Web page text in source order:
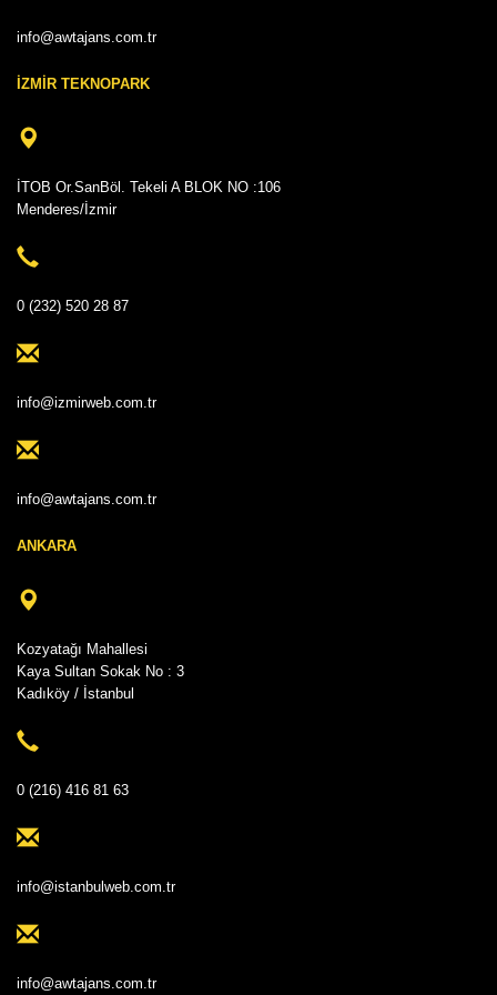
info@awtajans.com.tr
İZMİR TEKNOPARK
İTOB Or.SanBöl. Tekeli A BLOK NO :106
Menderes/İzmir
0 (232) 520 28 87
info@izmirweb.com.tr
info@awtajans.com.tr
ANKARA
Kozyatağı Mahallesi
Kaya Sultan Sokak No : 3
Kadıköy / İstanbul
0 (216) 416 81 63
info@istanbulweb.com.tr
info@awtajans.com.tr